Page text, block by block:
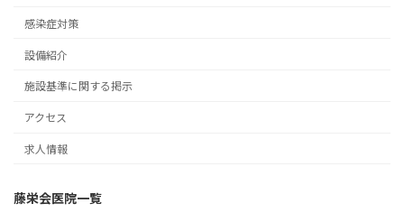
感染症対策
設備紹介
施設基準に関する掲示
アクセス
求人情報
藤栄会医院一覧